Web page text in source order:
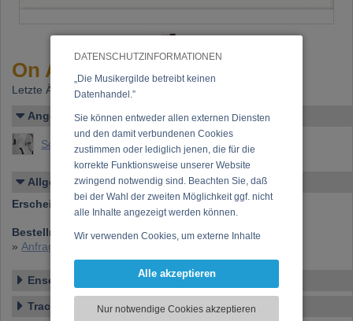
DATENSCHUTZINFORMATIONEN
„Die Musikergilde betreibt keinen
Datenhandel.”
Sie können entweder allen externen Diensten
und den damit verbundenen Cookies
zustimmen oder lediglich jenen, die für die
korrekte Funktionsweise unserer Website
zwingend notwendig sind. Beachten Sie, daß
bei der Wahl der zweiten Möglichkeit ggf. nicht
alle Inhalte angezeigt werden können.
Wir verwenden Cookies, um externe Inhalte
Funktionen für soziale Medien anbieten zu
zu analysieren. Dabei werden ggf.
Informationen zu Ihrer Verwendung unserer
Alle akzeptieren
Nur notwendige Cookies akzeptieren
On Air
Letzte Änderung: 19.08.2003
Angelegt von
Schaberl, Martin
Allgemeines
Erscheinen bei:Extraplatte 2002
Bestellnummer:EX 532-2
»Anfrage zu dieser CD
Ensemble
Tracklist